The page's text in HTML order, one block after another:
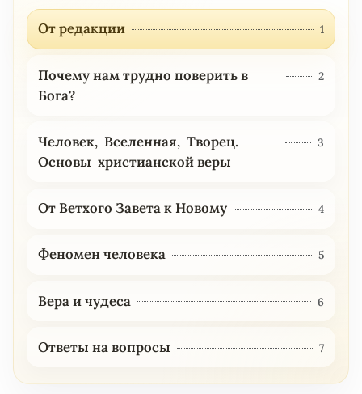
От редакции 1
Почему нам трудно поверить в
Бога?
2
Человек, Вселенная, Творец.
Основы христианской веры
3
От Ветхого Завета к Новому 4
Феномен человека 5
Вера и чудеса 6
Ответы на вопросы 7